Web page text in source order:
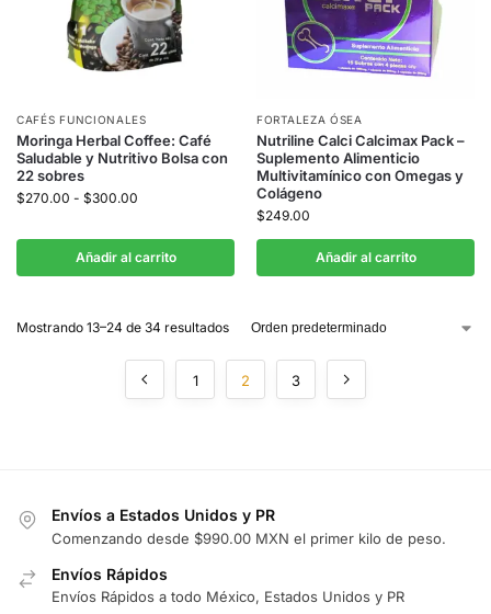
CAFÉS FUNCIONALES
Moringa Herbal Coffee: Café
Saludable y Nutritivo Bolsa con
22 sobres
$270.00 - $300.00
Añadir al carrito
FORTALEZA ÓSEA
Nutriline Calci Calcimax Pack –
Suplemento Alimenticio
Multivitamínico con Omegas y
Colágeno
$249.00
Añadir al carrito
Mostrando 13–24 de 34 resultados
1 2 3
Envíos a Estados Unidos y PR
Comenzando desde $990.00 MXN el primer kilo de peso.
Envíos Rápidos
Envíos Rápidos a todo México, Estados Unidos y PR